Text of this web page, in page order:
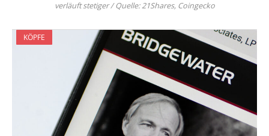
verläuft stetiger / Quelle: 21Shares, Coingecko
KÖPFE